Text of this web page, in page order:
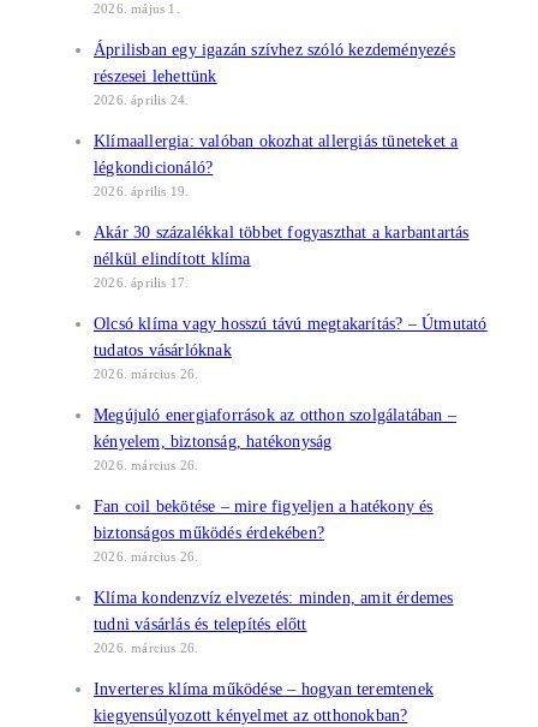
2026. május 1.
Áprilisban egy igazán szívhez szóló kezdeményezés
részesei lehettünk
2026. április 24.
Klímaallergia: valóban okozhat allergiás tüneteket a
légkondicionáló?
2026. április 19.
Akár 30 százalékkal többet fogyaszthat a karbantartás
nélkül elindított klíma
2026. április 17.
Olcsó klíma vagy hosszú távú megtakarítás? – Útmutató
tudatos vásárlóknak
2026. március 26.
Megújuló energiaforrások az otthon szolgálatában –
kényelem, biztonság, hatékonyság
2026. március 26.
Fan coil bekötése – mire figyeljen a hatékony és
biztonságos működés érdekében?
2026. március 26.
Klíma kondenzvíz elvezetés: minden, amit érdemes
tudni vásárlás és telepítés előtt
2026. március 26.
Inverteres klíma működése – hogyan teremtenek
kiegyensúlyozott kényelmet az otthonokban?